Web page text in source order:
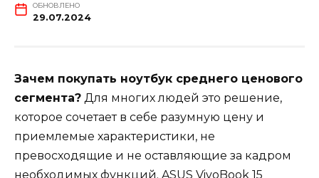
ОБНОВЛЕНО
29.07.2024
Зачем покупать ноутбук среднего ценового
сегмента? Для многих людей это решение,
которое сочетает в себе разумную цену и
приемлемые характеристики, не
превосходящие и не оставляющие за кадром
необходимых функций. ASUS VivoBook 15